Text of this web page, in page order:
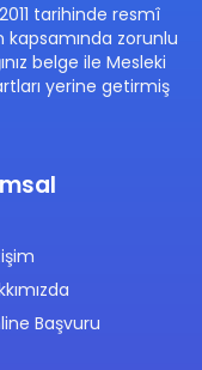
tarihinde resmî
kapsamında zorunlu
belge ile Mesleki
yerine getirmiş
Başvuru